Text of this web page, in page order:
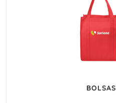
BOLSAS